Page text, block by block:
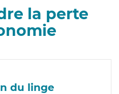
la perte
du linge